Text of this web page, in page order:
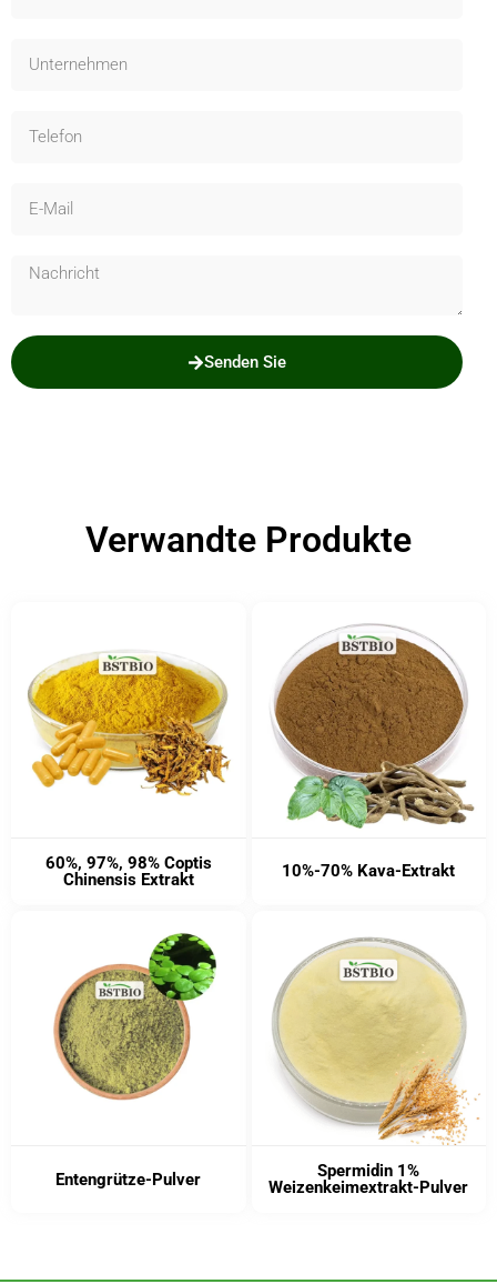
Senden Sie
Verwandte Produkte
60%, 97%, 98% Coptis
Chinensis Extrakt
10%-70% Kava-Extrakt
Entengrütze-Pulver
Spermidin 1%
Weizenkeimextrakt-Pulver